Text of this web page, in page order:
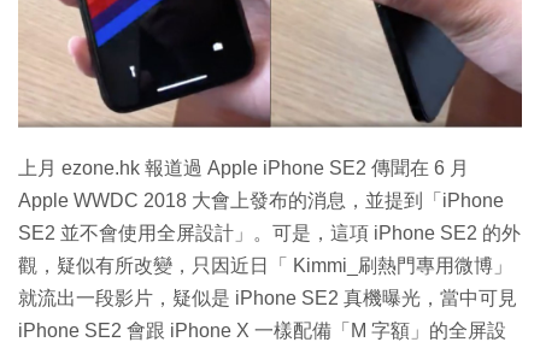
上月 ezone.hk 報道過 Apple iPhone SE2 傳聞在 6 月
Apple WWDC 2018 大會上發布的消息，並提到「iPhone
SE2 並不會使用全屏設計」。可是，這項 iPhone SE2 的外
觀，疑似有所改變，只因近日「 Kimmi_刷熱門專用微博」
就流出一段影片，疑似是 iPhone SE2 真機曝光，當中可見
iPhone SE2 會跟 iPhone X 一樣配備「M 字額」的全屏設